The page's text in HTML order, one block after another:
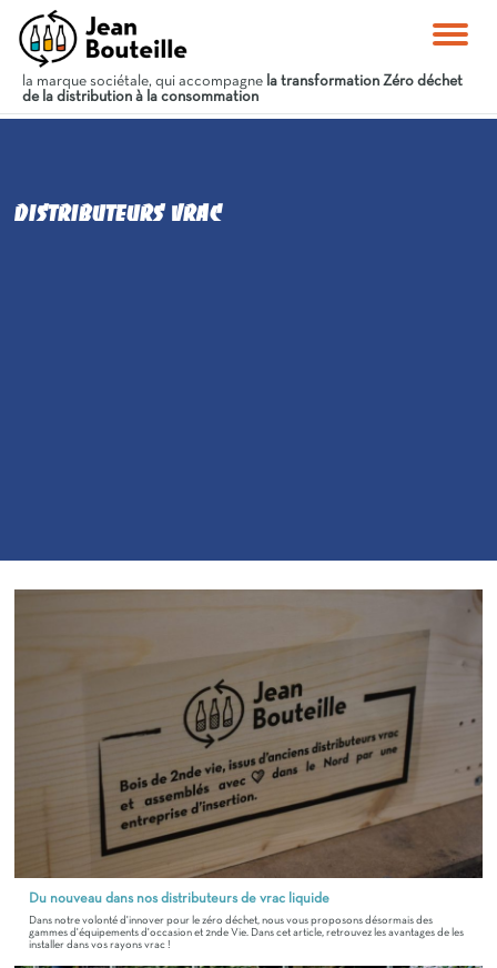
la marque sociétale, qui accompagne la transformation Zéro déchet
de la distribution à la consommation
distributeurs vrac
Du nouveau dans nos distributeurs de vrac liquide
Dans notre volonté d'innover pour le zéro déchet, nous vous proposons désormais des
gammes d'équipements d'occasion et 2nde Vie. Dans cet article, retrouvez les avantages de les
installer dans vos rayons vrac !